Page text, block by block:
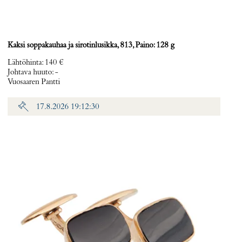
Kaksi soppakauhaa ja sirotinlusikka, 813, Paino: 128 g
Lähtöhinta: 140 €
Johtava huuto:-
Vuosaaren Pantti
17.8.2026 19:12:30